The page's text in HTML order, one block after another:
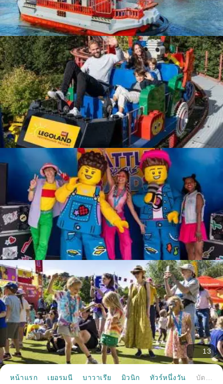
13
หน้าแรก เยอรมนี บาวาเรีย มิวนิก ทัวร์หนึ่งวัน